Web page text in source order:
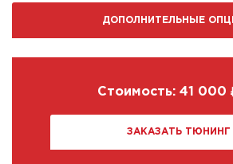
ДОПОЛНИТЕЛЬНЫЕ
Стоимость: 41 000
ЗАКАЗАТЬ ТЮНИНГ